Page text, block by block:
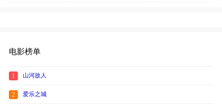
电影榜单
1 山河故人
2 爱乐之城